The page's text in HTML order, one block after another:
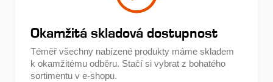
Okamžitá skladová dostupnost
Téměř všechny nabízené produkty máme skladem
k okamžitému odběru. Stačí si vybrat z bohatého
sortimentu v e-shopu.